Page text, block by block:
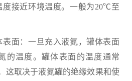
度接近环境温度。一般为20℃至
面：一旦充入液氮，罐体表面
的温度。罐体表面的温度通常
这取决于液氮罐的绝缘效果和使